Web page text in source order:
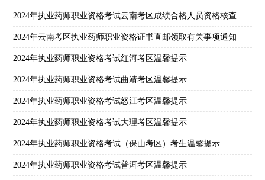
2024年执业药师职业资格考试云南考区成绩合格人员资格核查结果公示
2024年云南考区执业药师职业资格证书直邮领取有关事项通知
2024年执业药师职业资格考试红河考区温馨提示
2024年执业药师职业资格考试曲靖考区温馨提示
2024年执业药师职业资格考试怒江考区温馨提示
2024年执业药师职业资格考试大理考区温馨提示
2024年执业药师职业资格考试（保山考区）考生温馨提示
2024年执业药师职业资格考试普洱考区温馨提示